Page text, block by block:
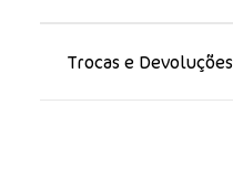
Trocas e Devoluções